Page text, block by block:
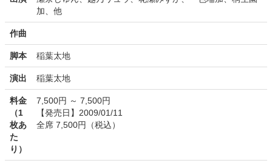
加、他
作曲
脚本 稲葉太地
演出 稲葉太地
料金
（1
枚あ
た
り）
7,500円 ～ 7,500円
【発売日】2009/01/11
全席 7,500円（税込）